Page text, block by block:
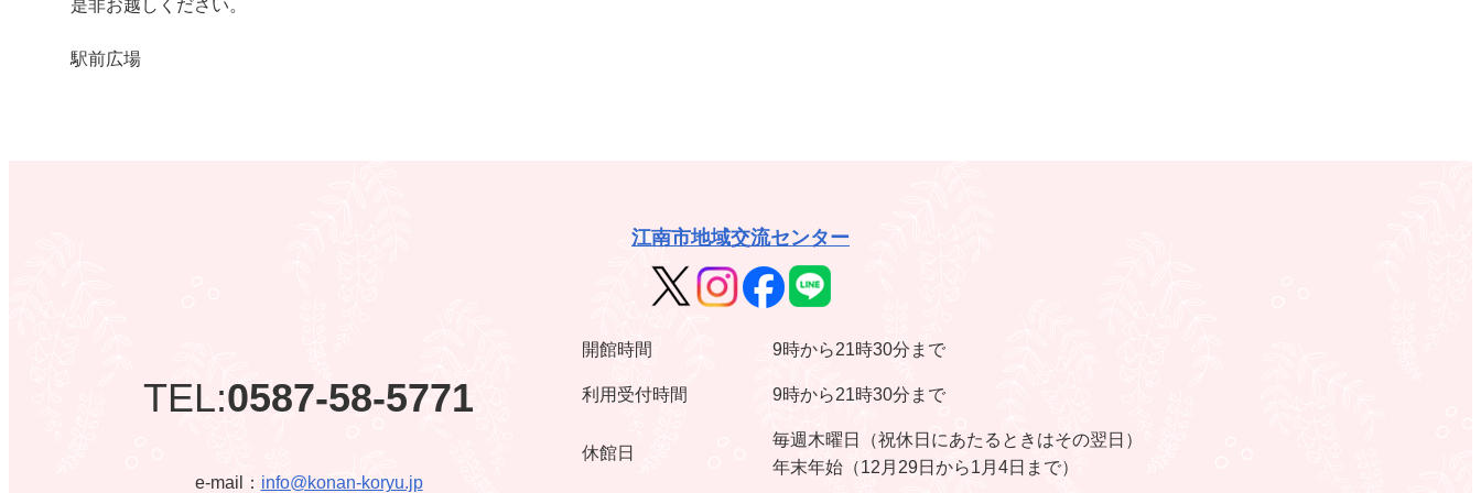
是非お越しください。
駅前広場
江南市地域交流センター
TEL:0587-58-5771
e-mail： info@konan-koryu.jp
開館時間 9時から21時30分まで
利用受付時間 9時から21時30分まで
休館日
毎週木曜日（祝休日にあたるときはその翌日）
年末年始（12月29日から1月4日まで）